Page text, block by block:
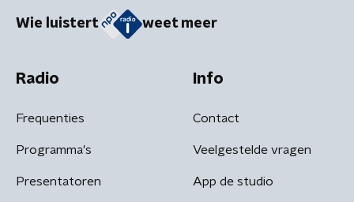
Wie luistert weet meer
Radio
Frequenties
Programma's
Presentatoren
Info
Contact
Veelgestelde vragen
App de studio